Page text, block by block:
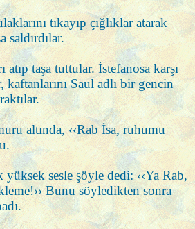
tıkayıp çığlıklar atarak
saldırdılar.
atıp taşa tuttular. İstefanosa karşı
kaftanlarını Saul adlı bir gencin
altında, ‹‹Rab İsa, ruhumu
sesle şöyle dedi: ‹‹Ya Rab,
Bunu söyledikten sonra